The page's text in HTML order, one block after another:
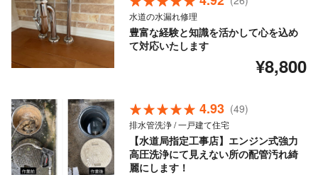
水道の水漏れ修理
豊富な経験と知識を活かして心を込め
て対応いたします
¥8,800
4.93 (49)
排水管洗浄 / 一戸建て住宅
【水道局指定工事店】エンジン式強力
高圧洗浄にて見えない所の配管汚れ綺
麗にします！